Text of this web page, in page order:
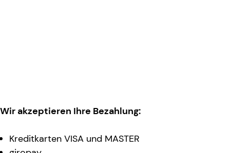
Wir akzeptieren Ihre Bezahlung:
Kreditkarten VISA und MASTER